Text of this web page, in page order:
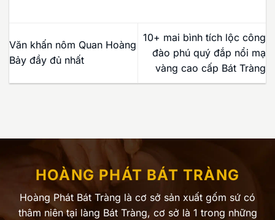
Văn khấn nôm Quan Hoàng
Bảy đầy đủ nhất
10+ mai bình tích lộc công
đào phú quý đắp nổi mạ
vàng cao cấp Bát Tràng
HOÀNG PHÁT BÁT TRÀNG
Hoàng Phát Bát Tràng là cơ sở sản xuất gốm sứ có
thâm niên tại làng Bát Tràng, cơ sở là 1 trong những